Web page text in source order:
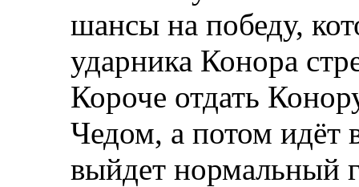
шансы на победу,
ударника Конора
Короче отдать
Чедом, а потом идёт
выйдет нормальный